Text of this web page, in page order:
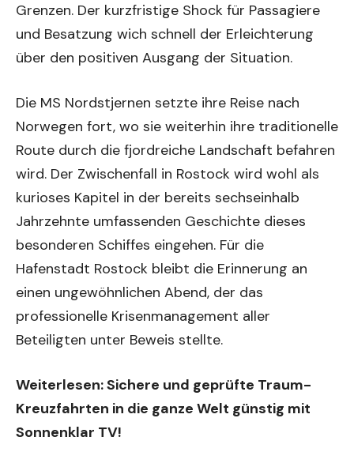
Grenzen. Der kurzfristige Shock für Passagiere
und Besatzung wich schnell der Erleichterung
über den positiven Ausgang der Situation.
Die MS Nordstjernen setzte ihre Reise nach
Norwegen fort, wo sie weiterhin ihre traditionelle
Route durch die fjordreiche Landschaft befahren
wird. Der Zwischenfall in Rostock wird wohl als
kurioses Kapitel in der bereits sechseinhalb
Jahrzehnte umfassenden Geschichte dieses
besonderen Schiffes eingehen. Für die
Hafenstadt Rostock bleibt die Erinnerung an
einen ungewöhnlichen Abend, der das
professionelle Krisenmanagement aller
Beteiligten unter Beweis stellte.
Weiterlesen:Sichere und geprüfte Traum-
Kreuzfahrten in die ganze Welt günstig mit
Sonnenklar TV!